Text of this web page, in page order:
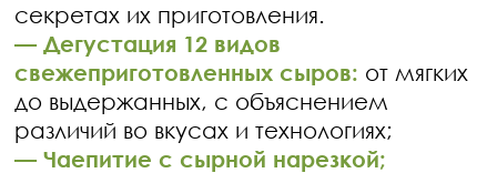
секретах их приготовления.
— Дегустация 12 видов
свежеприготовленных сыров: от мягких
до выдержанных, с объяснением
различий во вкусах и технологиях;
—Чаепитие с сырной нарезкой;